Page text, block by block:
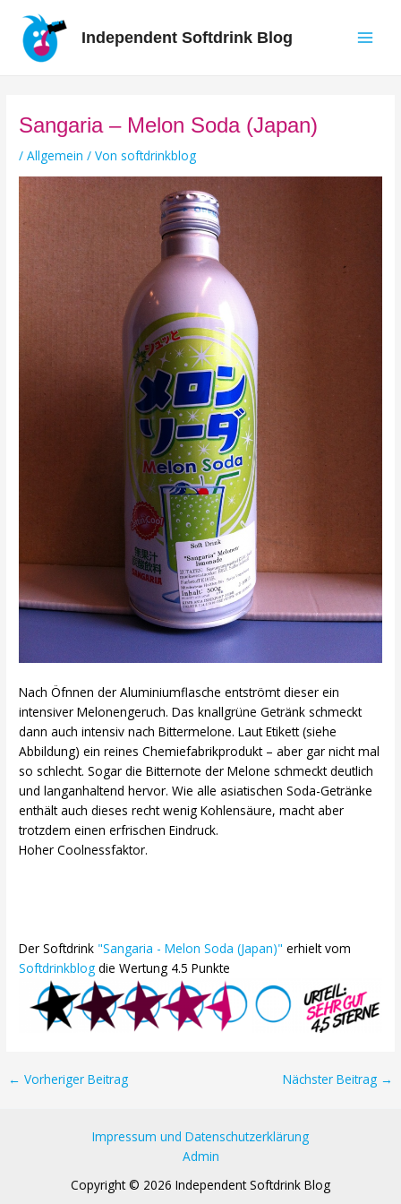
Inhalt
springen
Independent Softdrink Blog
Sangaria – Melon Soda (Japan)
/Allgemein / Von softdrinkblog
Nach Öfnnen der Aluminiumflasche entströmt dieser ein
intensiver Melonengeruch. Das knallgrüne Getränk schmeckt
dann auch intensiv nach Bittermelone. Laut Etikett (siehe
Abbildung) ein reines Chemiefabrikprodukt – aber gar nicht mal
so schlecht. Sogar die Bitternote der Melone schmeckt deutlich
und langanhaltend hervor. Wie alle asiatischen Soda-Getränke
enthält auch dieses recht wenig Kohlensäure, macht aber
trotzdem einen erfrischen Eindruck.
Hoher Coolnessfaktor.
Der Softdrink "Sangaria - Melon Soda (Japan)" erhielt vom
Softdrinkblog die Wertung 4.5 Punkte
Post
← Vorheriger Beitrag Nächster Beitrag →
Impressum und Datenschutzerklärung
Admin
Copyright © 2026 Independent Softdrink Blog